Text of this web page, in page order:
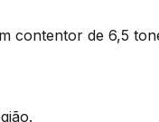
contentor de 6,5